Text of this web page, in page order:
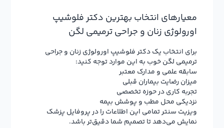
معیارهای انتخاب بهترین دکتر فلوشیپ
اورولوژی زنان و جراحی ترمیمی لگن
برای انتخاب یک دکتر فلوشیپ اورولوژی زنان و جراحی
ترمیمی لگن خوب به این موارد توجه کنید:
سابقه علمی و مدارک معتبر
میزان رضایت بیماران قبلی
تجربه کاری در حوزه تخصصی
نزدیکی محل مطب و پوشش بیمه
ویزیت سنتر تمامی این اطلاعات را در پروفایل پزشک
نمایش می‌دهد تا تصمیم شما دقیق‌تر باشد.